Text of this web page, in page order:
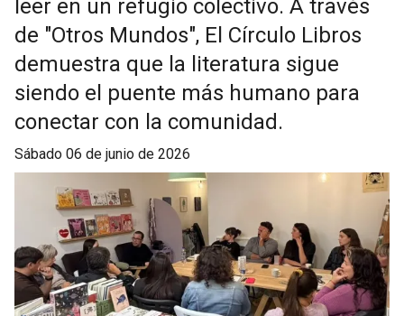
leer en un refugio colectivo. A través
de "Otros Mundos", El Círculo Libros
demuestra que la literatura sigue
siendo el puente más humano para
conectar con la comunidad.
sábado 06 de junio de 2026